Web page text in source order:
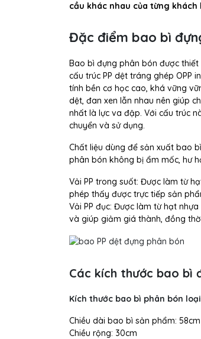
cầu khác nhau của từng khách
Đặc điểm bao bì
Bao bì đựng phân bón được
cấu trúc PP dệt tráng ghép OPP
tính bền cơ học cao, khá vững
dệt, đan xen lẫn nhau nên giúp
nhất là lực va đập. Với cấu trúc
chuyển và sử dụng.
Chất liệu dùng để sản xuất bao
phân bón không bị ẩm mốc, hư
Vải PP trong suốt: Được làm từ
phép thấy được trực tiếp sản
Vải PP đục: Được làm từ hạt
và giúp giảm giá thành, đồng
Các kích thước bao bì
Kích thước bao bì phân bón
Chiều dài bao bì sản phẩm: 58cm
Chiều rộng: 30cm